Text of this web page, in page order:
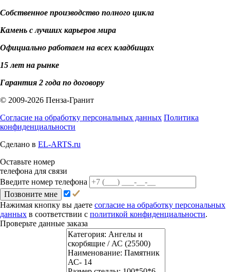
Собственное производство полного цикла
Камень с лучших карьеров мира
Официально работаем на всех кладбищах
15 лет на рынке
Гарантия 2 года по договору
© 2009-2026 Пенза-Гранит
Согласие на обработку персональных данных Политика
конфиденциальности
Сделано в EL-ARTS.ru
Оставьте номер
телефона для связи
Введите номер телефона
Позвоните мне
Нажимая кнопку вы даете согласие на обработку персональных
данных в соответствии с политикой конфиденциальности.
Проверьте данные заказа